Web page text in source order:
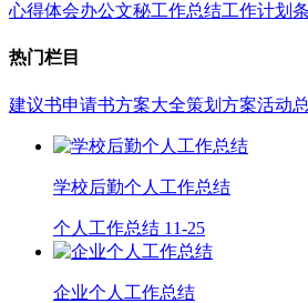
心得体会办公文秘工作总结工作计划
热门栏目
建议书申请书方案大全策划方案活动
学校后勤个人工作总结
个人工作总结 11-25
企业个人工作总结